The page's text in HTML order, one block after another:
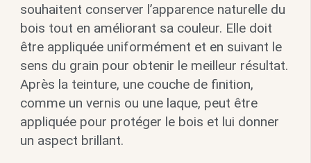
souhaitent conserver l’apparence naturelle du
bois tout en améliorant sa couleur. Elle doit
être appliquée uniformément et en suivant le
sens du grain pour obtenir le meilleur résultat.
Après la teinture, une couche de finition,
comme un vernis ou une laque, peut être
appliquée pour protéger le bois et lui donner
un aspect brillant.